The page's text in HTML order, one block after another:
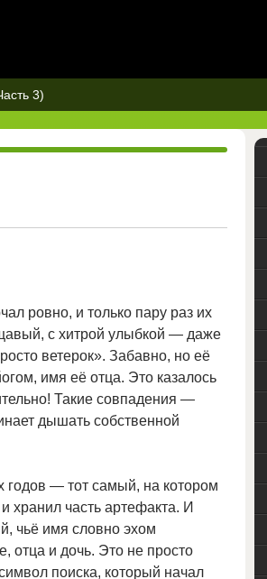
3)
ровно, и только пару раз их
с хитрой улыбкой — даже
ветерок». Забавно, но её
имя её отца. Это казалось
Такие совпадения —
дышать собственной
годов — тот самый, на котором
хранил часть артефакта. И
чьё имя словно эхом
отца и дочь. Это не просто
поиска, который начал